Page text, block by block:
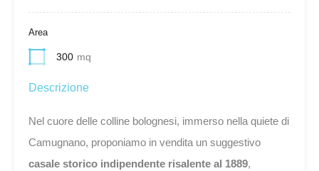
Area
300 mq
Descrizione
Nel cuore delle colline bolognesi, immerso nella quiete di
Camugnano, proponiamo in vendita un suggestivo
casale storico indipendente risalente al 1889,